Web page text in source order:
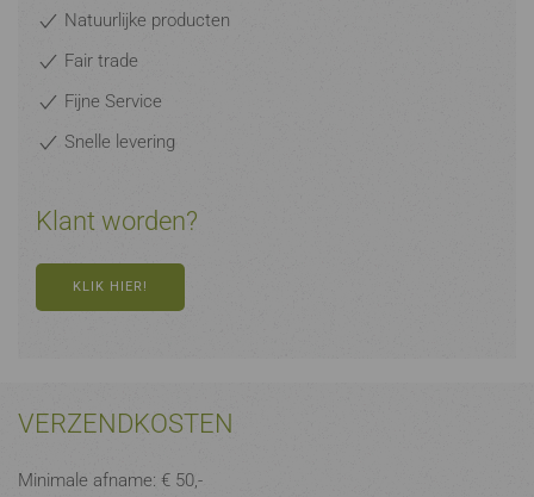
Natuurlijke producten
Fair trade
Fijne Service
Snelle levering
Klant worden?
KLIK HIER!
VERZENDKOSTEN
Minimale afname: € 50,-